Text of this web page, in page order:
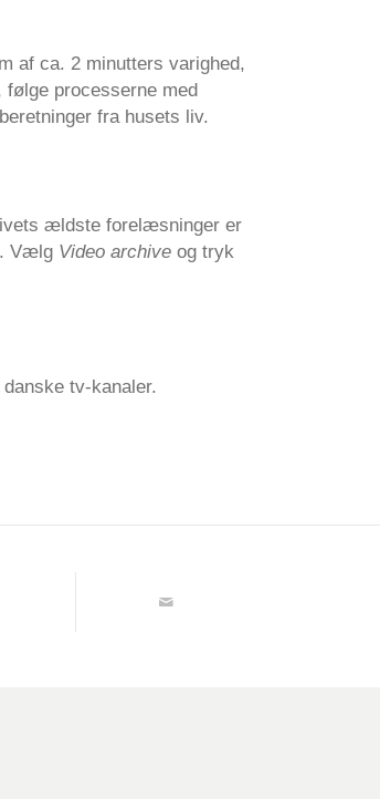
af ca. 2 minutters varighed,
følge processerne med
fra husets liv.
ældste forelæsninger er
Vælg Video archiveog tryk
tv-kanaler.